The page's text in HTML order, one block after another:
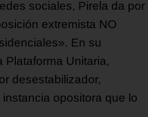
sociales, Pirela da por
extremista NO
En su
Plataforma Unitaria,
desestabilizador,
opositora que lo